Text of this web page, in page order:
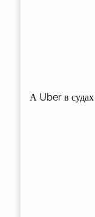
А Uber в судах